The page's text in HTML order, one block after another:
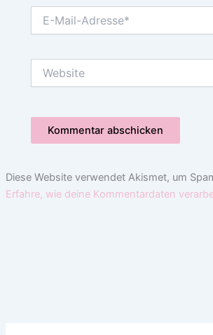
Mail-
Diese Website verwendet Akismet, um
Erfahre, wie deine Kommentardaten